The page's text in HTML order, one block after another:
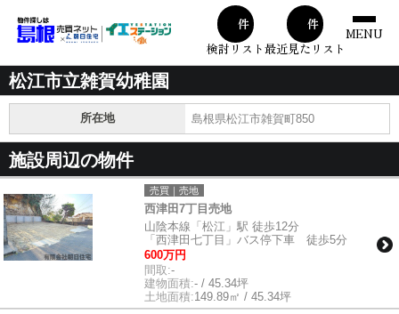
00件
検討リスト
00件
最近見たリスト
MENU
松江市立雑賀幼稚園
所在地 島根県松江市雑賀町850
施設周辺の物件
売買｜売地
西津田7丁目売地
山陰本線「松江」駅 徒歩12分
「西津田七丁目」バス停下車 徒歩5分
600万円
間取:-
建物面積:- / 45.34坪
土地面積:149.89㎡ / 45.34坪